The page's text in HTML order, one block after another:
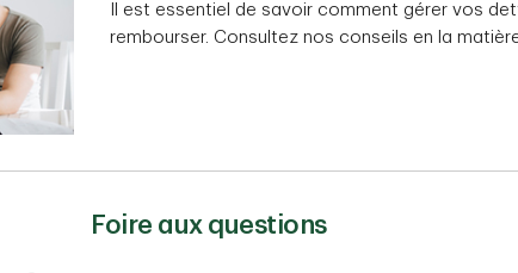
Il est essentiel de savoir comment gérer vos
rembourser. Consultez nos conseils en la
Foire aux questions